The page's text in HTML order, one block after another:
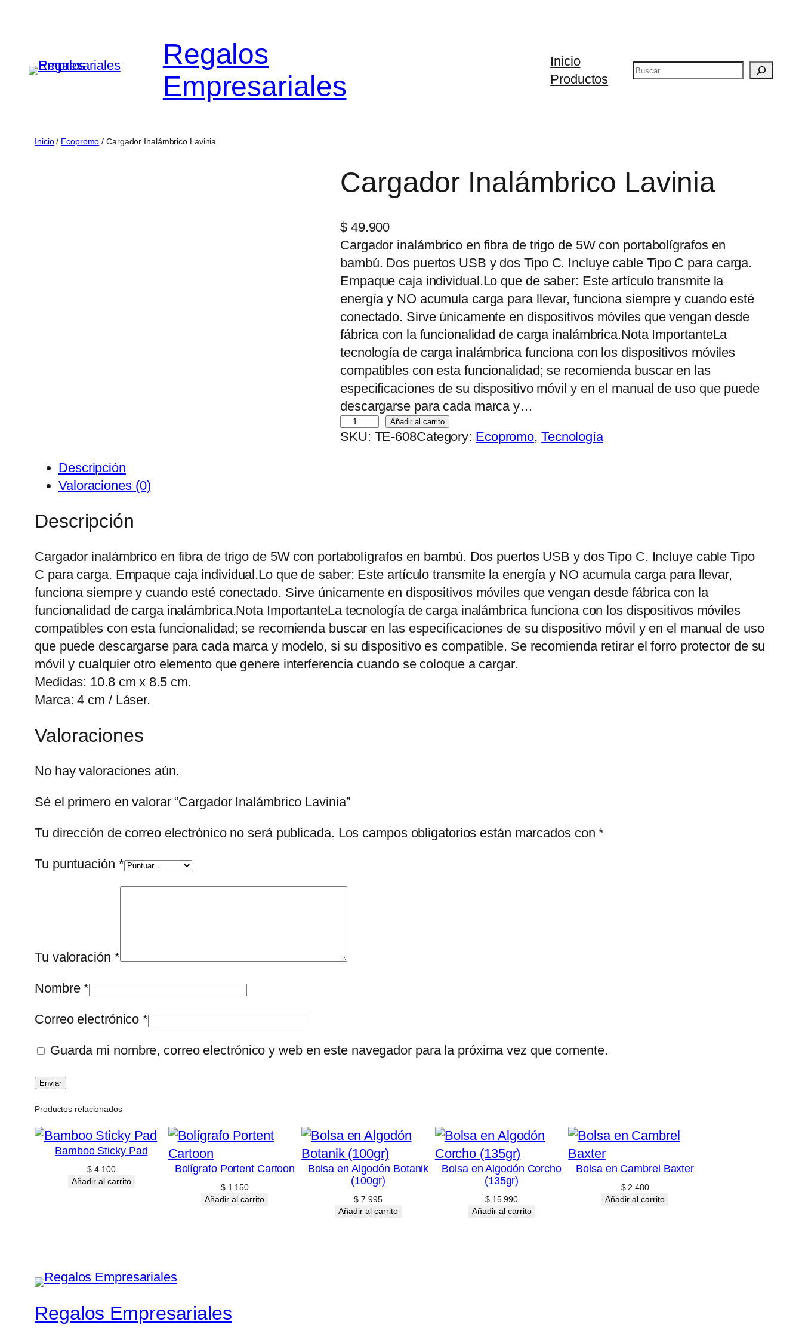
Regalos
Empresariales
Inicio
Productos
Buscar
Inicio/ Ecopromo / Cargador Inalámbrico Lavinia
Cargador Inalámbrico Lavinia
$49.900
Cargador inalámbrico en fibra de trigo de 5W con portabolígrafos en
bambú. Dos puertos USB y dos Tipo C. Incluye cable Tipo C para carga.
Empaque caja individual.Lo que de saber: Este artículo transmite la
energía y NO acumula carga para llevar, funciona siempre y cuando esté
conectado. Sirve únicamente en dispositivos móviles que vengan desde
fábrica con la funcionalidad de carga inalámbrica.Nota ImportanteLa
tecnología de carga inalámbrica funciona con los dispositivos móviles
compatibles con esta funcionalidad; se recomienda buscar en las
especificaciones de su dispositivo móvil y en el manual de uso que puede
descargarse para cada marca y…
a
m
v
n
c
i
Añadir al carrito
SKU: TE-608Category: Ecopromo, Tecnología
Descripción
Valoraciones (0)
Descripción
Cargador inalámbrico en fibra de trigo de 5W con portabolígrafos en bambú. Dos puertos USB y dos Tipo C. Incluye cable Tipo
C para carga. Empaque caja individual.Lo que de saber: Este artículo transmite la energía y NO acumula carga para llevar,
funciona siempre y cuando esté conectado. Sirve únicamente en dispositivos móviles que vengan desde fábrica con la
funcionalidad de carga inalámbrica.Nota ImportanteLa tecnología de carga inalámbrica funciona con los dispositivos móviles
compatibles con esta funcionalidad; se recomienda buscar en las especificaciones de su dispositivo móvil y en el manual de uso
que puede descargarse para cada marca y modelo, si su dispositivo es compatible. Se recomienda retirar el forro protector de su
móvil y cualquier otro elemento que genere interferencia cuando se coloque a cargar.
Medidas: 10.8 cm x 8.5 cm.
Marca: 4 cm / Láser.
Valoraciones
No hay valoraciones aún.
Sé el primero en valorar “Cargador Inalámbrico Lavinia”
Tu dirección de correo electrónico no será publicada. Los campos obligatorios están marcados con*
Tu puntuación *
Tu valoración *
Nombre*
Correo electrónico*
Guarda mi nombre, correo electrónico y web en este navegador para la próxima vez que comente.
Productos relacionados
Bamboo Sticky Pad
$ 4.100
Añadir al carrito
Bolígrafo Portent Cartoon
$1.150
Añadir al carrito
Bolsa en Algodón Botanik
(100gr)
$ 7.995
Añadir al carrito
Bolsa en Algodón Corcho
(135gr)
$15.990
Añadir al carrito
Bolsa en Cambrel Baxter
$2.480
Añadir al carrito
Regalos Empresariales